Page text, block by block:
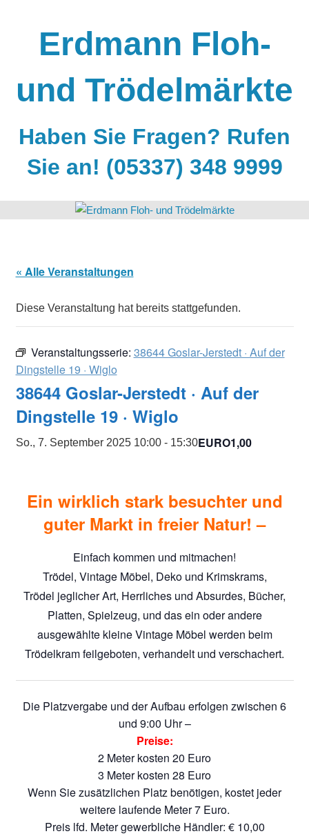
Erdmann Floh-
und Trödelmärkte
Haben Sie Fragen? Rufen
Sie an! (05337) 348 9999
« Alle Veranstaltungen
Diese Veranstaltung hat bereits stattgefunden.
Veranstaltungsserie: 38644 Goslar-Jerstedt · Auf der
Dingstelle 19 · Wiglo
38644 Goslar-Jerstedt · Auf der
Dingstelle 19 · Wiglo
So., 7. September 2025 10:00- 15:30EURO1,00
Ein wirklich stark besuchter und
guter Markt in freier Natur! –
Einfach kommen und mitmachen!
Trödel, Vintage Möbel, Deko und Krimskrams,
Trödel jeglicher Art, Herrliches und Absurdes, Bücher,
Platten, Spielzeug, und das ein oder andere
ausgewählte kleine Vintage Möbel werden beim
Trödelkram feilgeboten, verhandelt und verschachert.
Die Platzvergabe und der Aufbau erfolgen zwischen 6
und 9:00 Uhr –
Preise:
2 Meter kosten 20 Euro
3 Meter kosten 28 Euro
Wenn Sie zusätzlichen Platz benötigen, kostet jeder
weitere laufende Meter 7 Euro.
Preis lfd. Meter gewerbliche Händler: € 10,00